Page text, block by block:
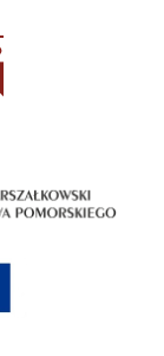
Przejdź
Publicznej